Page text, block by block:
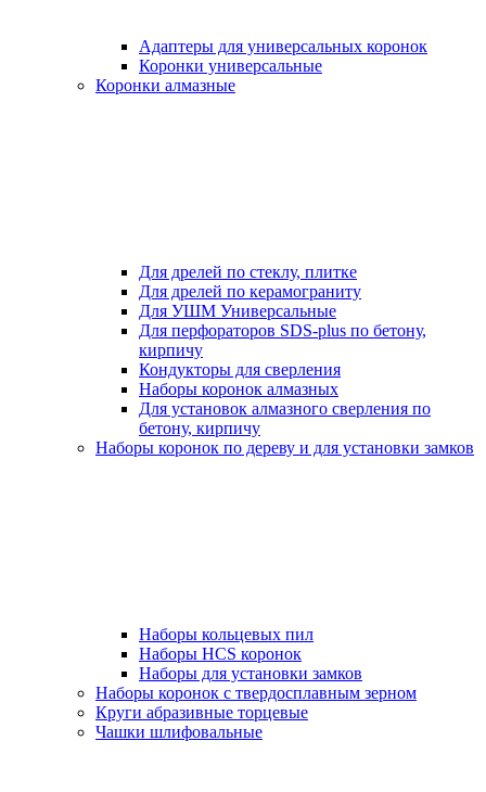
Адаптеры для универсальных коронок
Коронки универсальные
Коронки алмазные
Для дрелей по стеклу, плитке
Для дрелей по керамограниту
Для УШМ Универсальные
Для перфораторов SDS-plus по бетону,
кирпичу
Кондукторы для сверления
Наборы коронок алмазных
Для установок алмазного сверления по
бетону, кирпичу
Наборы коронок по дереву и для установки замков
Наборы кольцевых пил
Наборы HCS коронок
Наборы для установки замков
Наборы коронок с твердосплавным зерном
Круги абразивные торцевые
Чашки шлифовальные